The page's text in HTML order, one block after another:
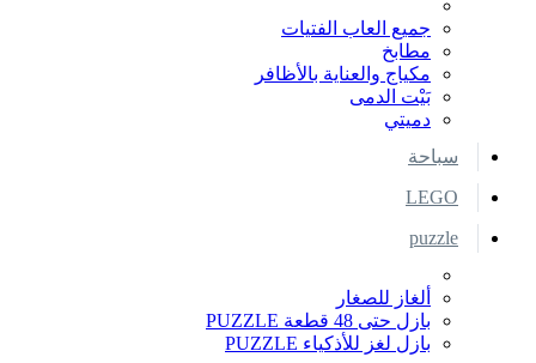
جميع العاب الفتيات
مطابخ
مكياج والعناية بالأظافر
بَيْت الدمى
دميتي
سباحة
LEGO
puzzle
ألغاز للصغار
بازل حتى 48 قطعة PUZZLE
بازل لغز للأذكياء PUZZLE